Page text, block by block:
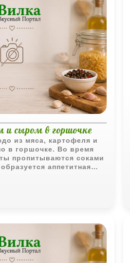
и сыром в горшочке
из мяса, картофеля и
в горшочке. Во время
пропитываются соками
аппетитная